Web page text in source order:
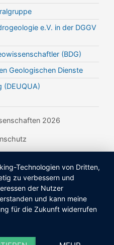
e.V. in der DGGV
(BDG)
Geologischen Dienste
(DEUQUA)
2026
Technologien von Dritten,
zu verbessern und
der Nutzer
und kann meine
für die Zukunft widerrufen